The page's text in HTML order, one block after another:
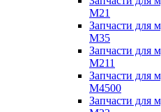
M21
Запчасти для
M35
Запчасти для
M211
Запчасти для
M4500
Запчасти для